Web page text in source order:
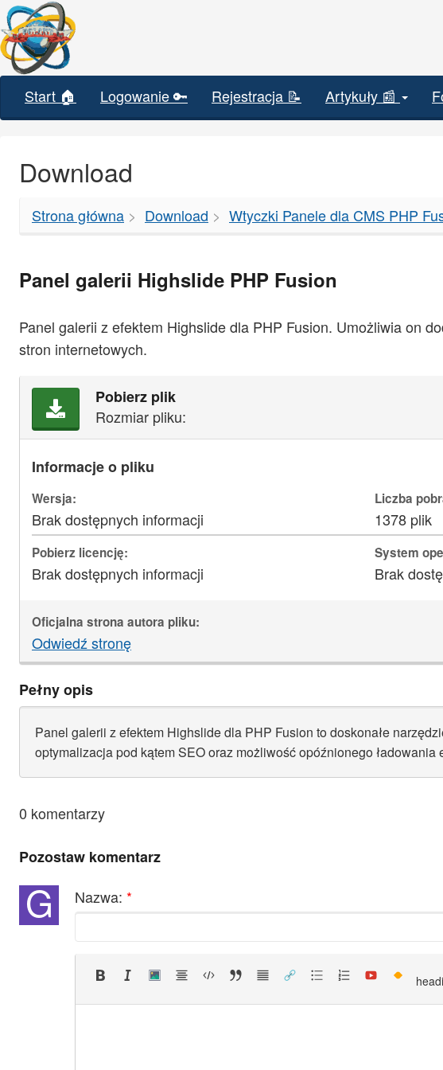
Start 🏠 Logowanie 🔑 Rejestracja 📝 Artykuły 📰
Download
Strona główna Download Wtyczki Panele dla CMS PHP
Panel galerii Highslide PHP Fusion
Panel galerii z efektem Highslide dla PHP Fusion. Umożliwia on
stron internetowych.
Pobierz plik
Rozmiar pliku:
Informacje o pliku
Wersja:
Brak dostępnych informacji
Liczba
1378 plik
Pobierz licencję:
Brak dostępnych informacji
System
Brak
Oficjalna strona autora pliku:
Odwiedź stronę
Pełny opis
Panel galerii z efektem Highslide dla PHP Fusion to doskonałe
optymalizacja pod kątem SEO oraz możliwość opóźnionego
0 komentarzy
Pozostaw komentarz
G Nazwa: *